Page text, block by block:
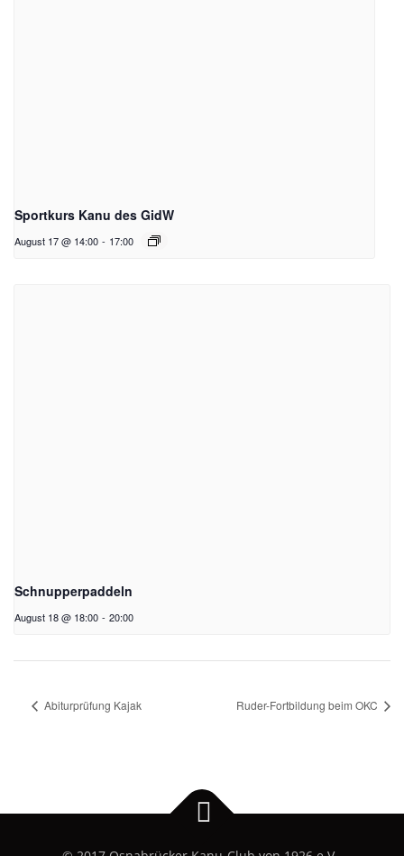
Sportkurs Kanu des GidW
August 17 @ 14:00 - 17:00
Schnupperpaddeln
August 18 @ 18:00 - 20:00
Abiturprüfung Kajak Ruder-Fortbildung beim OKC